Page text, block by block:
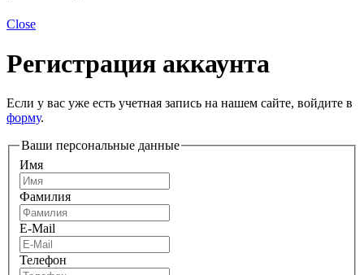
Close
Регистрация аккаунта
Если у вас уже есть учетная запись на нашем сайте, войдите в
форму.
Ваши персональные данные
Имя
Фамилия
E-Mail
Телефон